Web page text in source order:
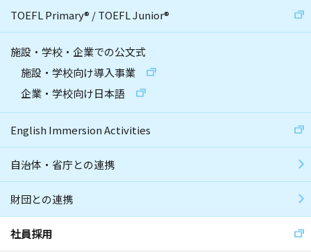
TOEFL Primary® /TOEFL Junior®
施設・学校・企業での公文式
施設・学校向け導入事業
企業・学校向け日本語
English Immersion Activities
自治体・省庁との連携
財団との連携
社員採用